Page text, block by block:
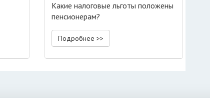
Какие налоговые льготы положены
пенсионерам?
Подробнее >>